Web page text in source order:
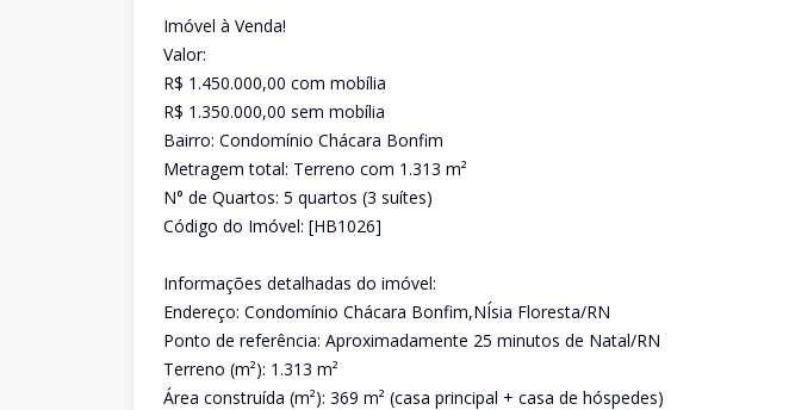
Imóvel à Venda!
Valor:
R$ 1.450.000,00 com mobília
R$ 1.350.000,00 sem mobília
Bairro: Condomínio Chácara Bonfim
Metragem total: Terreno com 1.313 m²
N° de Quartos: 5 quartos (3 suítes)
Código do Imóvel: [HB1026]
Informações detalhadas do imóvel:
Endereço: Condomínio Chácara Bonfim,NÍsia Floresta/RN
Ponto de referência: Aproximadamente 25 minutos de Natal/RN
Terreno (m²): 1.313 m²
Área construída (m²): 369 m² (casa principal + casa de hóspedes)